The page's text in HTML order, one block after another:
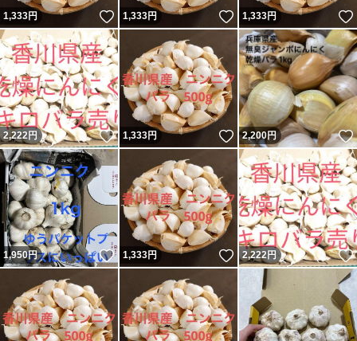
1,333円 いいね！
1,333円 いいね！
1,333円
2,222円 いいね！
1,333円 いいね！
2,200円
1,950円 いいね！
1,333円 いいね！
2,222円